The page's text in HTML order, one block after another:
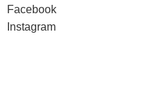
Facebook
Instagram